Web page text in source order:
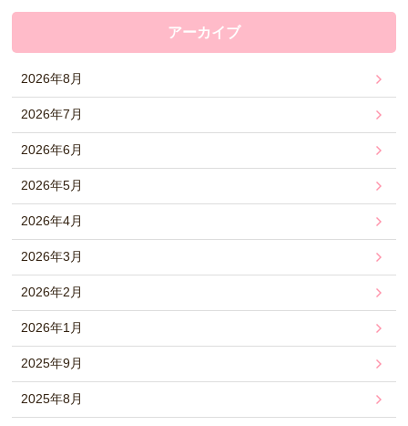
アーカイブ
2026年8月
2026年7月
2026年6月
2026年5月
2026年4月
2026年3月
2026年2月
2026年1月
2025年9月
2025年8月